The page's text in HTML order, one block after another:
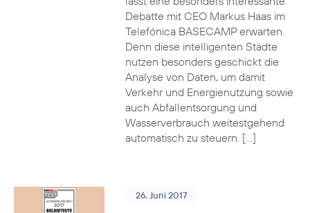
Debatte mit CEO Markus Haas im
Telefónica BASECAMP erwarten.
Denn diese intelligenten Städte
nutzen besonders geschickt die
Analyse von Daten, um damit
Verkehr und Energienutzung sowie
auch Abfallentsorgung und
Wasserverbrauch weitestgehend
automatisch zu steuern. […]
26. Juni 2017